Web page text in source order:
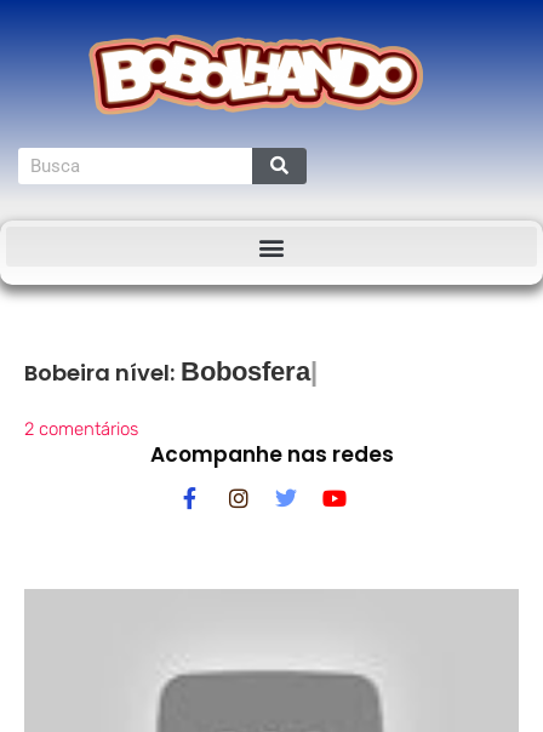
Bobeira nível: Bobosfera
2 comentários
Acompanhe nas redes